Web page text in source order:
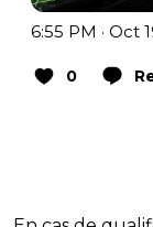
6:55 PM · Oct
0